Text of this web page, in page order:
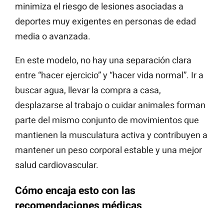
minimiza el riesgo de lesiones asociadas a
deportes muy exigentes en personas de edad
media o avanzada.
En este modelo, no hay una separación clara
entre “hacer ejercicio” y “hacer vida normal”. Ir a
buscar agua, llevar la compra a casa,
desplazarse al trabajo o cuidar animales forman
parte del mismo conjunto de movimientos que
mantienen la musculatura activa y contribuyen a
mantener un peso corporal estable y una mejor
salud cardiovascular.
Cómo encaja esto con las
recomendaciones médicas